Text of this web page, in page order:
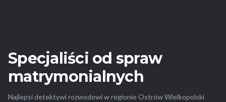
Specjaliści od spraw
matrymonialnych
Najlepsi detektywi rozwodowi w regionie Ostrów Wielkopolski